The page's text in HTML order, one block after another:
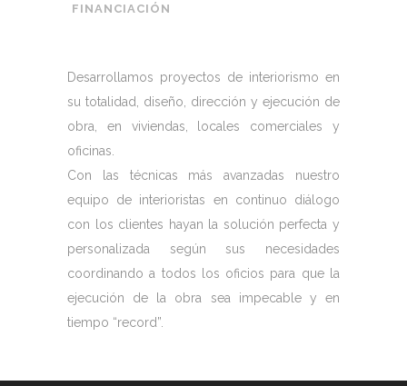
FINANCIACIÓN
Desarrollamos proyectos de interiorismo en
su totalidad, diseño, dirección y ejecución de
obra, en viviendas, locales comerciales y
oficinas.
Con las técnicas más avanzadas nuestro
equipo de interioristas en continuo diálogo
con los clientes hayan la solución perfecta y
personalizada según sus necesidades
coordinando a todos los oficios para que la
ejecución de la obra sea impecable y en
tiempo “record”.